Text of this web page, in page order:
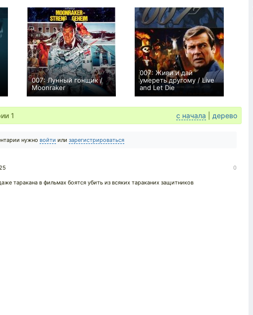
007: Лунный гонщик /
Moonraker
+11
007: Живи и дай
умереть другому / Live
and Let Die
+8
1 с начала дерево
нужно войти или зарегистрироваться
0
таракана в фильмах боятся убить из всяких тараканих защитников